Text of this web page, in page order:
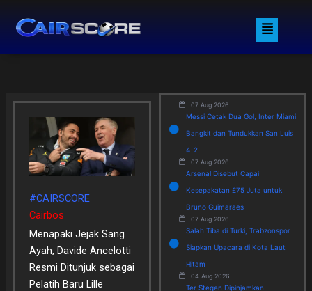
content
Menu
#CAIRSCORE
Cairbos
Menapaki Jejak Sang
Ayah, Davide Ancelotti
Resmi Ditunjuk sebagai
Pelatih Baru Lille
07 Aug 2026
Messi Cetak Dua Gol, Inter Miami
Bangkit dan Tundukkan San Luis
4-2
07 Aug 2026
Arsenal Disebut Capai
Kesepakatan £75 Juta untuk
Bruno Guimaraes
07 Aug 2026
Salah Tiba di Turki, Trabzonspor
Siapkan Upacara di Kota Laut
Hitam
04 Aug 2026
Ter Stegen Dipinjamkan